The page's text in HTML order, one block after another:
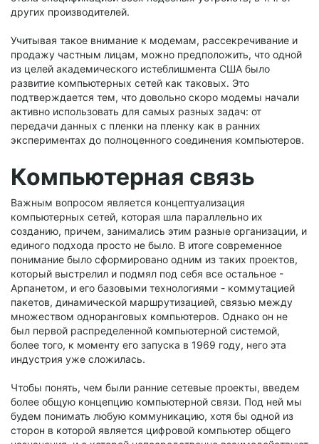
других производителей.
Учитывая такое внимание к модемам, рассекречивание и
продажу частным лицам, можно предположить, что одной
из целей академического истеблишмента США было
развитие компьютерных сетей как таковых. Это
подтверждается тем, что довольно скоро модемы начали
активно использовать для самых разных задач: от
передачи данных с пленки на пленку как в ранних
экспериментах до полноценного соединения компьютеров.
Компьютерная связь
Важным вопросом является концептуализация
компьютерных сетей, которая шла параллельно их
созданию, причем, занимались этим разные организации, и
единого подхода просто не было. В итоге современное
понимание было сформировано одним из таких проектов,
который выстрелил и подмял под себя все остальное -
Арпанетом, и его базовыми технологиями - коммутацией
пакетов, динамической маршрутизацией, связью между
множеством одноранговых компьютеров. Однако он не
был первой распределенной компьютерной системой,
более того, к моменту его запуска в 1969 году, него эта
индустрия уже сложилась.
Чтобы понять, чем были ранние сетевые проекты, введем
более общую концепцию компьютерной связи. Под ней мы
будем понимать любую коммуникацию, хотя бы одной из
сторон в которой является цифровой компьютер общего